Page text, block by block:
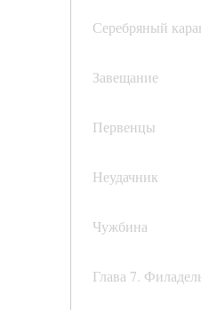
Серебряный
Завещание
Первенцы
Неудачник
Чужбина
Глава 7.